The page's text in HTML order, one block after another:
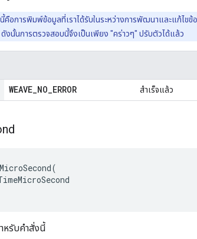
คือการพิมพ์ข้อมูลที่เราได้รับในระหว่างการพัฒนาและแก้ไข
งนั้นการตรวจสอบนี้จึงเป็นเพียง "คร่าวๆ" ปรับตัวได้แล้ว
WEAVE_NO_ERROR สำเร็จแล้ว
(
หรับคำสั่งนี้